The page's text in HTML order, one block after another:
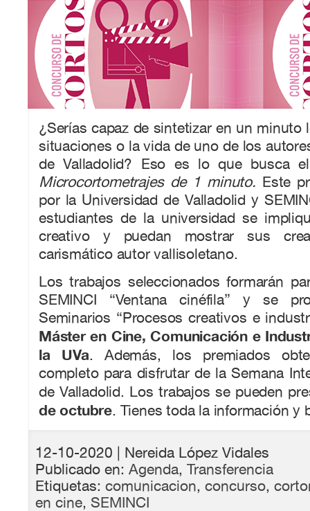
¿Serías capaz de sintetizar en un minuto
situaciones o la vida de uno de los
de Valladolid? Eso es lo que busca
Microcortometrajes de 1 minuto. Este
por la Universidad de Valladolid y
estudiantes de la universidad se
creativo y puedan mostrar sus
carismático autor vallisoletano.
Los trabajos seleccionados formarán
SEMINCI “Ventana cinéfila” y se
Seminarios “Procesos creativos e
Máster en Cine, Comunicación e
la UVa. Además, los premiados
completo para disfrutar de la Semana
de Valladolid. Los trabajos se pueden
de octubre. Tienes toda la información y
12-10-2020 | Nereida López Vidales
Publicado en: Agenda, Transferencia
Etiquetas: comunicacion, concurso,
en cine, SEMINCI